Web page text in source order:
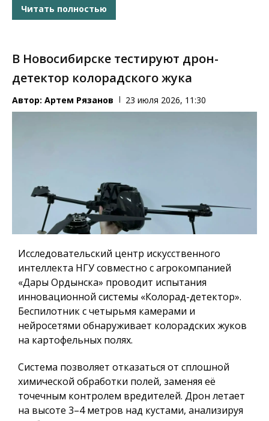
Читать полностью
В Новосибирске тестируют дрон-
детектор колорадского жука
Автор: Артем Рязанов 23 июля 2026, 11:30
Исследовательский центр искусственного
интеллекта НГУ совместно с агрокомпанией
«Дары Ордынска» проводит испытания
инновационной системы «Колорад-детектор».
Беспилотник с четырьмя камерами и
нейросетями обнаруживает колорадских жуков
на картофельных полях.
Система позволяет отказаться от сплошной
химической обработки полей, заменяя её
точечным контролем вредителей. Дрон летает
на высоте 3–4 метров над кустами, анализируя